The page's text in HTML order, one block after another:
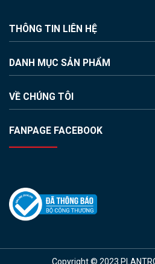
THÔNG TIN LIÊN HỆ
DANH MỤC SẢN PHẨM
VỀ CHÚNG TÔI
FANPAGE FACEBOOK
Copyright © 2023